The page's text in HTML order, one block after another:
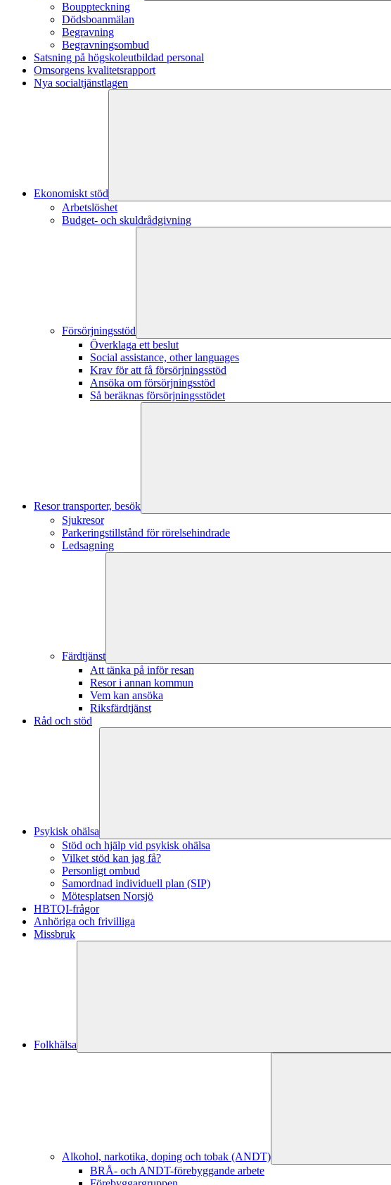
Bouppteckning
Dödsboanmälan
Begravning
Begravningsombud
Satsning på högskoleutbildad personal
Omsorgens kvalitetsrapport
Nya socialtjänstlagen
Ekonomiskt stöd
Arbetslöshet
Budget- och skuldrådgivning
Försörjningsstöd
Överklaga ett beslut
Social assistance, other languages
Krav för att få försörjningsstöd
Ansöka om försörjningsstöd
Så beräknas försörjningsstödet
Resor transporter, besök
Sjukresor
Parkeringstillstånd för rörelsehindrade
Ledsagning
Färdtjänst
Att tänka på inför resan
Resor i annan kommun
Vem kan ansöka
Riksfärdtjänst
Råd och stöd
Psykisk ohälsa
Stöd och hjälp vid psykisk ohälsa
Vilket stöd kan jag få?
Personligt ombud
Samordnad individuell plan (SIP)
Mötesplatsen Norsjö
HBTQI-frågor
Anhöriga och frivilliga
Missbruk
Folkhälsa
Alkohol, narkotika, doping och tobak (ANDT)
BRÅ- och ANDT-förebyggande arbete